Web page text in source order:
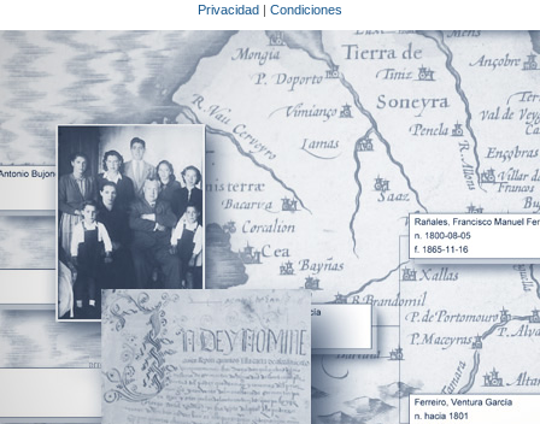
Privacidad | Condiciones